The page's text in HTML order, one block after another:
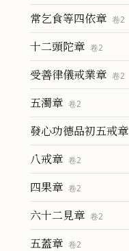
常乞食等四依章 卷2
十二頭陀章 卷2
受善律儀戒業章 卷2
五濁章 卷2
發心功德品初五戒章
八戒章 卷2
四果章 卷2
六十二見章 卷2
五蓋章 卷2